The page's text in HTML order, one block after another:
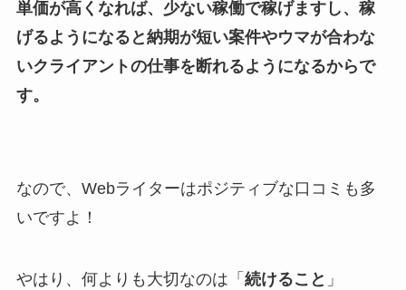
単価が高くなれば、少ない稼働で稼げますし、稼
げるようになると納期が短い案件やウマが合わな
いクライアントの仕事を断れるようになるからで
す。
なので、Webライターはポジティブな口コミも多
いですよ！
やはり、何よりも大切なのは「 続けること 」